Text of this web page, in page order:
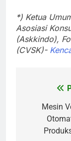
*) Ketua
Asosiasi
(Askkindo),
(CVSK)-
Navigasi
posMesin